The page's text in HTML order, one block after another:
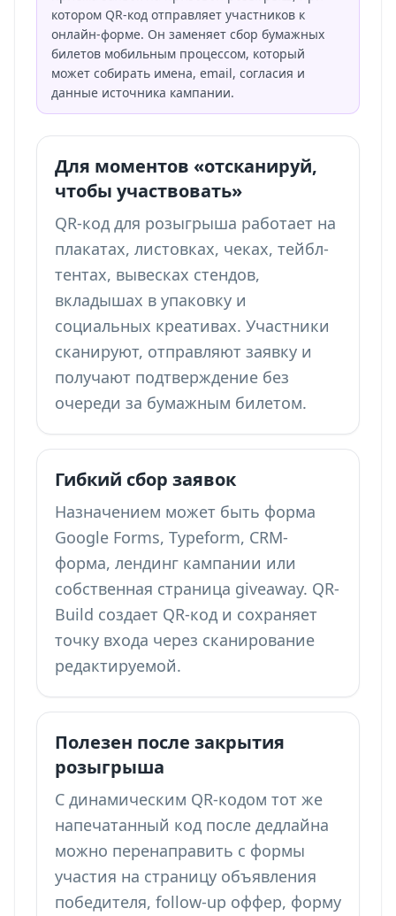
котором QR-код отправляет участников к
онлайн-форме. Он заменяет сбор бумажных
билетов мобильным процессом, который
может собирать имена, email, согласия и
данные источника кампании.
Для моментов «отсканируй,
чтобы участвовать»
QR-код для розыгрыша работает на
плакатах, листовках, чеках, тейбл-
тентах, вывесках стендов,
вкладышах в упаковку и
социальных креативах. Участники
сканируют, отправляют заявку и
получают подтверждение без
очереди за бумажным билетом.
Гибкий сбор заявок
Назначением может быть форма
Google Forms, Typeform, CRM-
форма, лендинг кампании или
собственная страница giveaway. QR-
Build создает QR-код и сохраняет
точку входа через сканирование
редактируемой.
Полезен после закрытия
розыгрыша
С динамическим QR-кодом тот же
напечатанный код после дедлайна
можно перенаправить с формы
участия на страницу объявления
победителя, follow-up оффер, форму